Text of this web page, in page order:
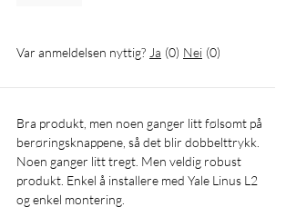
Alexa, Google Home (krever Yale
og plugger eller dobbeltsidig teip.
Bluetooth-rekkevidde for
2 – Fingerprint
Var anmeldelsen nyttig? Ja (0) Nei (0)
Bra produkt, men noen ganger litt følsomt på
berøringsknappene, så det blir dobbelttrykk.
Noen ganger litt tregt. Men veldig robust
produkt. Enkel å installere med Yale Linus L2
og enkel montering.